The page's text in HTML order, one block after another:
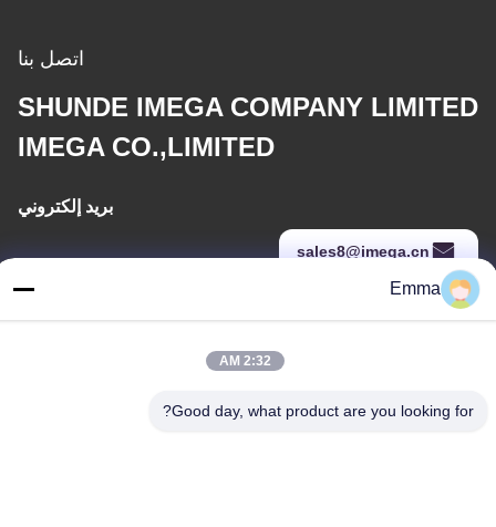
اتصل بنا
SHUNDE IMEGA COMPANY LIMITED
IMEGA CO.,LIMITED
بريد إلكتروني
sales8@imega.cn
غرفة 1209-1210 ، مبنى Hai Jun Da B ، Guizhou Da Dao Zhong ،
Emma
2:32 AM
Good day, what product are you looking for?